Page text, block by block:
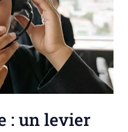
: un levier